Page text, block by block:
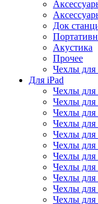
Док
Акустика
Прочее
Чехлы для
Для iPad
Чехлы для
Чехлы для
Чехлы для
Чехлы для
Чехлы для
Чехлы для
Чехлы для
Чехлы для
Чехлы для
Чехлы для
Чехлы для